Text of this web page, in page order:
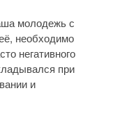
молодежь с
необходимо
негативного
при
и